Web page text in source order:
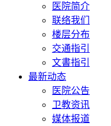
医院简介
联络我们
楼层分布
交通指引
文書指引
最新动态
医院公告
卫教资讯
媒体报道